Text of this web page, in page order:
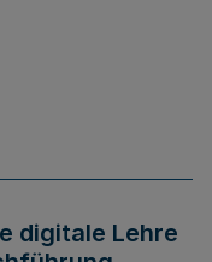
digitale Lehre